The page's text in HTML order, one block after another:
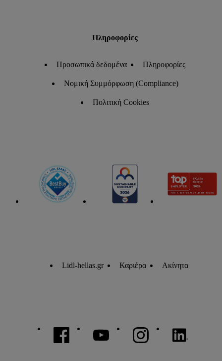
Πληροφορίες
Προσωπικά δεδομένα Πληροφορίες
Νομική Συμμόρφωση (Compliance)
Πολιτική Cookies
Lidl-hellas.gr Καριέρα Ακίνητα